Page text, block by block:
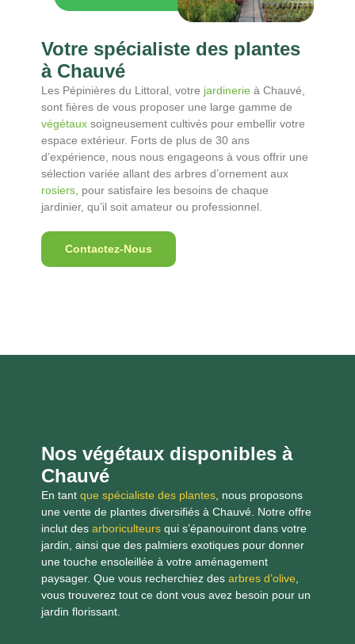
Votre spécialiste des plantes
à Chauvé
Les Pépinières du Littoral, votre jardinerieà Chauvé,
sont fières de vous proposer une large gamme de
végétauxsoigneusement cultivés pour embellir votre
espace extérieur. Forts de plus de 30 ans
d’expérience, nous nous engageons à vous offrir une
sélection variée allant des arbres d’ornement aux
rosiers, pour satisfaire les besoins de chaque
jardinier, qu’il soit amateur ou professionnel.
Contactez-Nous
Nos végétaux disponibles à
Chauvé
En tant que spécialiste des plantes, nous proposons
une vente de plantes diversifiés à Chauvé. Notre offre
inclut des arboriculteursqui s’épanouiront dans votre
jardin, ainsi que des palmiers exotiques pour donner
une touche ensoleillée à votre aménagement
paysager. Que vous recherchiez des arbres d’olive,
vous trouverez tout ce dont vous avez besoin pour un
jardin florissant.